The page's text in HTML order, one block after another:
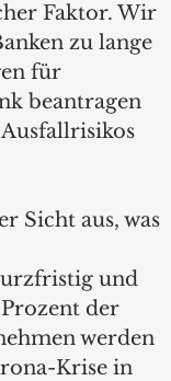
Faktor. Wir
zu lange
für
beantragen
Sicht aus, was
und
der
werden
Krise in